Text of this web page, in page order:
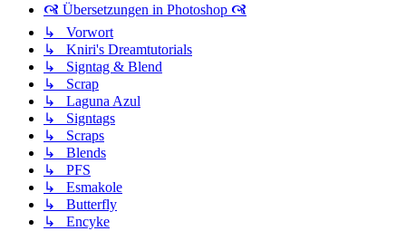
🙧 Übersetzungen in Photoshop 🙧
↳ Vorwort
↳ Kniri's Dreamtutorials
↳ Signtag & Blend
↳ Scrap
↳ Laguna Azul
↳ Signtags
↳ Scraps
↳ Blends
↳ PFS
↳ Esmakole
↳ Butterfly
↳ Encyke